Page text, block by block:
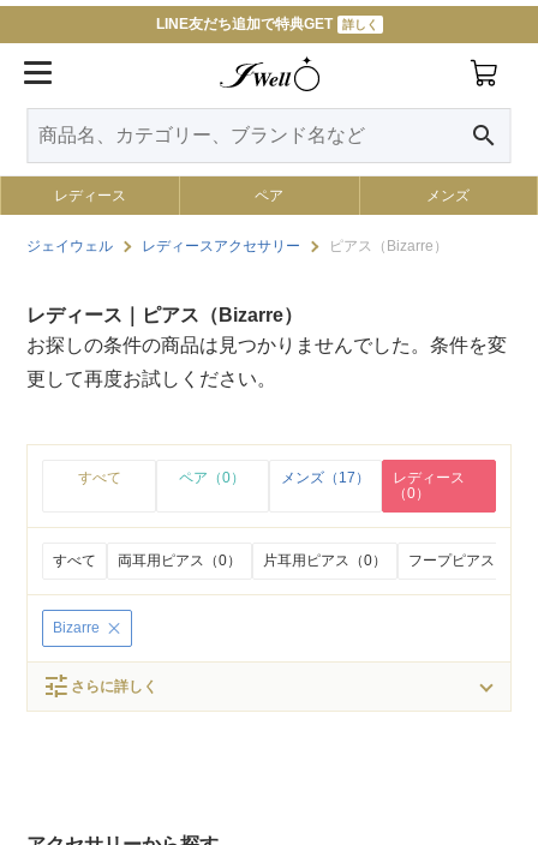
LINE友だち追加で特典GET 詳しく
search
レディース ペア メンズ
ジェイウェル レディースアクセサリー ピアス（Bizarre）
レディース｜ピアス（Bizarre）
お探しの条件の商品は見つかりませんでした。条件を変
更して再度お試しください。
すべて ペア（0） メンズ（17）
レディース
（0）
すべて 両耳用ピアス（0） 片耳用ピアス（0） フープピアス（0）
Bizarre
tune さらに詳しく